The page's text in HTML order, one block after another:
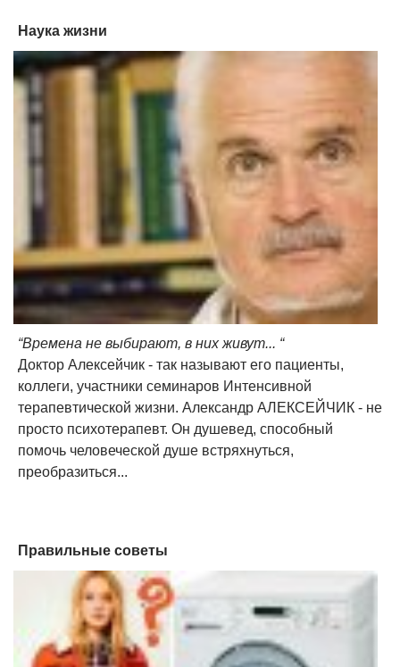
Наука жизни
“Времена не выбирают, в них живут... “
Доктор Алексейчик - так называют его пациенты,
коллеги, участники семинаров Интенсивной
терапевтической жизни. Александр АЛЕКСЕЙЧИК - не
просто психотерапевт. Он душевед, способный
помочь человеческой душе встряхнуться,
преобразиться...
Правильные советы